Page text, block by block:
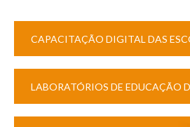
CAPACITAÇÃO DIGITAL DAS
LABORATÓRIOS DE EDUCAÇÃO